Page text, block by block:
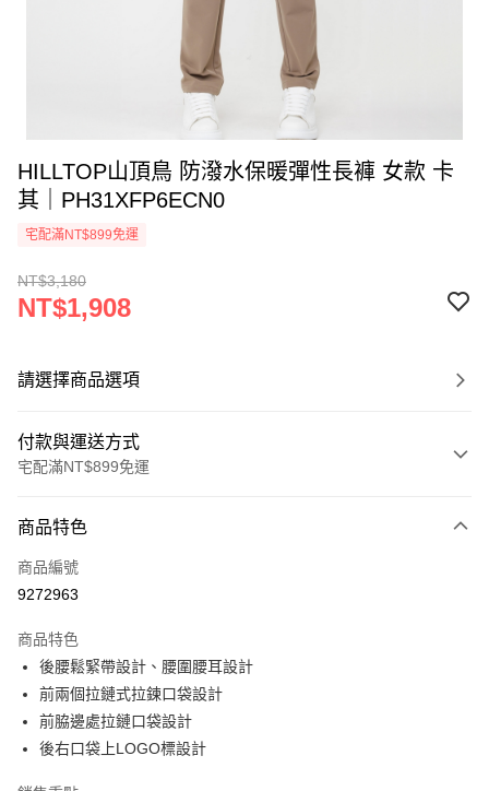
HILLTOP山頂鳥 防潑水保暖彈性長褲 女款 卡
其｜PH31XFP6ECN0
宅配滿NT$899免運
NT$3,180
NT$1,908
請選擇商品選項
付款與運送方式
宅配滿NT$899免運
信用卡一次付款
LINE Pay
悠遊付
Google Pay
運送方式
商品特色
商品編號
9272963
商品特色
後腰鬆緊帶設計、腰圍腰耳設計
前兩個拉鏈式拉鍊口袋設計
前脇邊處拉鏈口袋設計
後右口袋上LOGO標設計